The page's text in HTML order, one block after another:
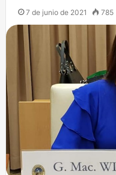
7 de junio de 2021 785